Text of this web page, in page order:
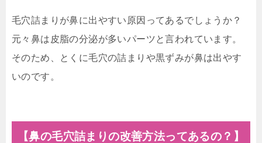
毛穴詰まりが鼻に出やすい原因ってあるでしょうか？
元々鼻は皮脂の分泌が多いパーツと言われています。
そのため、とくに毛穴の詰まりや黒ずみが鼻は出やす
いのです。
【鼻の毛穴詰まりの改善方法ってあるの？】